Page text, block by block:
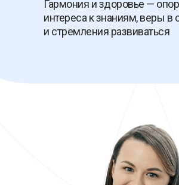
Гармония и здоровье —
интереса к знаниям, веры в
и стремления развиваться